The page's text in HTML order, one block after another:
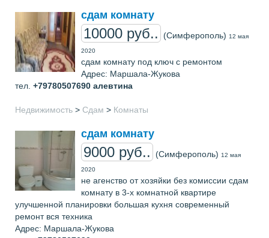
сдам комнату
10000 руб.. (Симферополь) 12 мая
2020
сдам комнату под ключ с ремонтом
Адрес: Маршала-Жукова
тел. +79780507690 алевтина
Недвижимость > Сдам > Комнаты
сдам комнату
9000 руб.. (Симферополь) 12 мая
2020
не агенство от хозяйки без комиссии сдам
комнату в 3-х комнатной квартире
улучшенной планировки большая кухня современный
ремонт вся техника
Адрес: Маршала-Жукова